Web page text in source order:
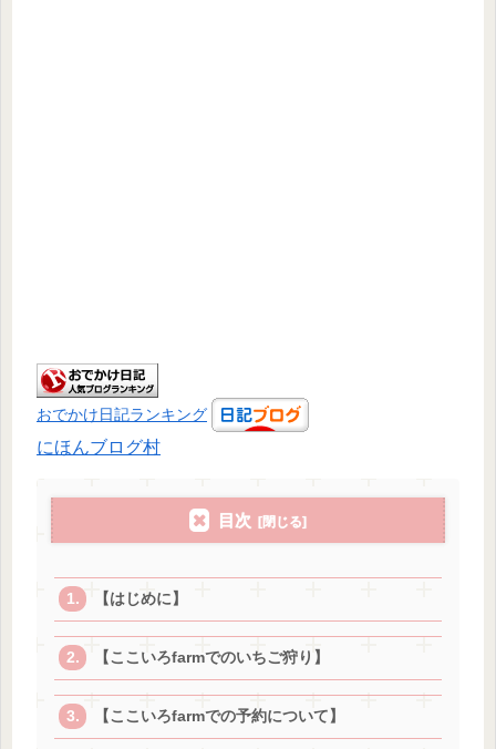
おでかけ日記ランキング
にほんブログ村
目次
【はじめに】
【ここいろfarmでのいちご狩り】
【ここいろfarmでの予約について】